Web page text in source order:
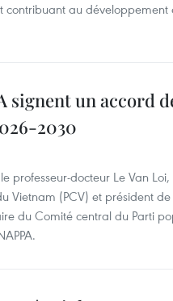
contribuant au développement
signent un accord
2030
professeur-docteur Le Van
Vietnam (PCV) et président
du Comité central du Parti